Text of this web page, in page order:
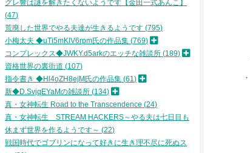
グレ響は謎を解きたくないようです【金田一式あんこ】
47
荒廃した世界でやる夫達が生きるようです 795
小梅太夫 ◆uTi5mKlV6rpm氏の作品集 769
コンプレックス◆JWKY.d5arkのエッチな雑談所 189
資格世界の裏街道
107
指令書き ◆Hl4oZH8ejM氏の作品集 61
新◆D.SvjqEYaMの雑談所 134
真・女神転生 Road to the Transcendence 24
真・女神転生 STREAM HACKERS～やる夫は七日目も
休まず世界を作るようです～
22
戦国時代でゴブリンになって好きに生き理不尽に死ぬス